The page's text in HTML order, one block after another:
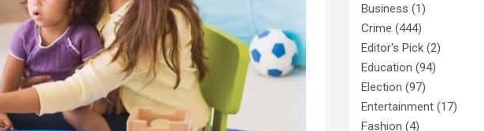
Business (1)
Crime (444)
Editor's Pick (2)
Education (94)
Election (97)
Entertainment (17)
Fashion (4)